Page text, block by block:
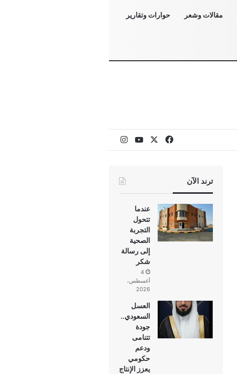
مقالات وشعر حوارات وتقارير
فيسبوك ‫YouTubeانستقرام
ترند الآن
عندما
تتحول
التجربة
الصحية
إلى رسالة
شكر
4
أغسطس،
2026
العسل
السعودي..
جودة
تتنامى
ودعم
حكومي
يعزز الإنتاج